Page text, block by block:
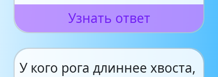
Узнать ответ
У кого рога длиннее хвоста,